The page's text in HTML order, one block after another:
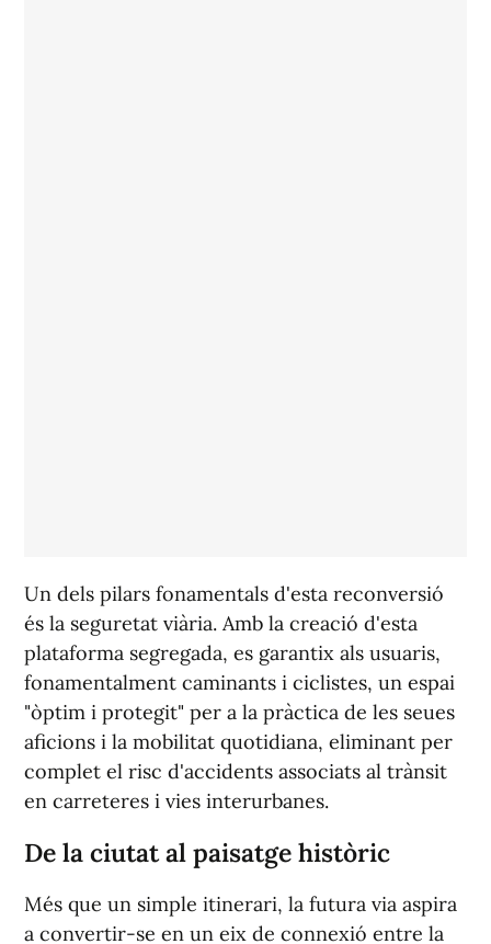
Un dels pilars fonamentals d'esta reconversió
és la seguretat viària. Amb la creació d'esta
plataforma segregada, es garantix als usuaris,
fonamentalment caminants i ciclistes, un espai
"òptim i protegit" per a la pràctica de les seues
aficions i la mobilitat quotidiana, eliminant per
complet el risc d'accidents associats al trànsit
en carreteres i vies interurbanes.
De la ciutat al paisatge històric
Més que un simple itinerari, la futura via aspira
a convertir-se en un eix de connexió entre la